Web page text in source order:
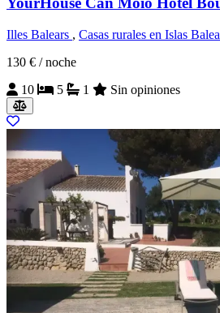
Illes Balears , Casas rurales en Islas
130 € / noche
10
5 1 Sin opiniones